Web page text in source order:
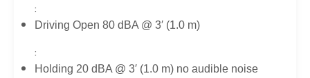
:
Driving Open 80 dBA @ 3′ (1.0 m)
:
Holding 20 dBA @ 3′ (1.0 m) no audible noise